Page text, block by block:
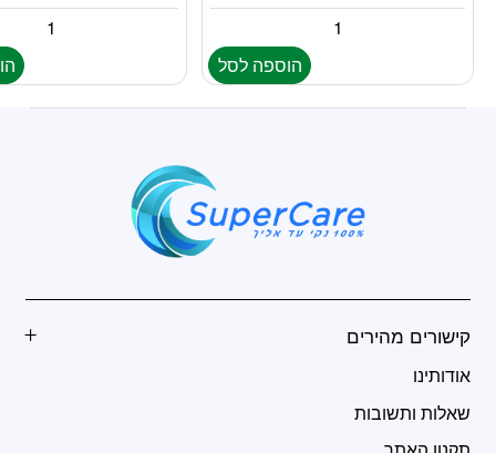
הוספה לסל
קישורים מהירים
אודותינו
שאלות ותשובות